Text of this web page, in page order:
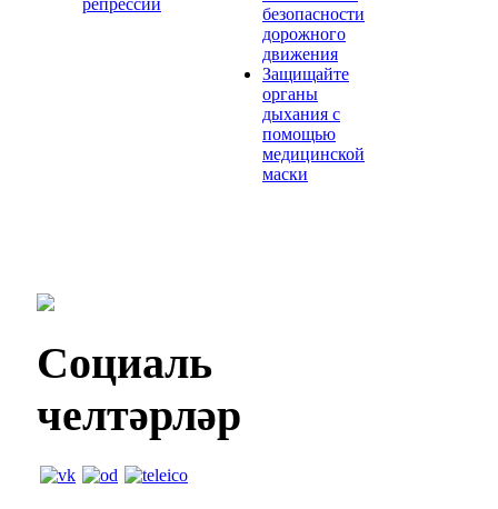
репрессий
безопасности
дорожного
движения
Защищайте
органы
дыхания с
помощью
медицинской
маски
Социаль
челтәрләр